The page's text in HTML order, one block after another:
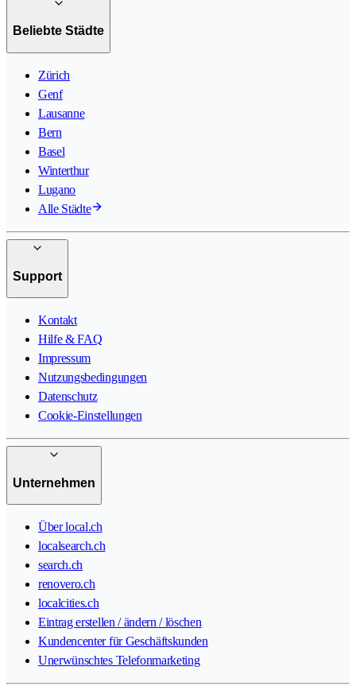
Beliebte Städte
Zürich
Genf
Lausanne
Bern
Basel
Winterthur
Lugano
Alle Städte
Support
Kontakt
Hilfe & FAQ
Impressum
Nutzungsbedingungen
Datenschutz
Cookie-Einstellungen
Unternehmen
Über local.ch
localsearch.ch
search.ch
renovero.ch
localcities.ch
Eintrag erstellen / ändern / löschen
Kundencenter für Geschäftskunden
Unerwünschtes Telefonmarketing